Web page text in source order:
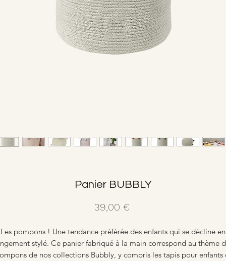
Panier BUBBLY
39,00 €Prix
Les pompons ! Une tendance préférée des enfants qui se décline en
stylé. Ce panier fabriqué à la main correspond au thème
de nos collections Bubbly, y compris les tapis pour enfants